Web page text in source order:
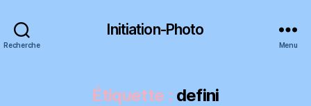
Recherche
Initiation-Photo
Menu
Étiquette : defini